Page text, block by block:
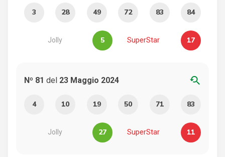
3 28 49 72 83 84
Jolly 5 SuperStar 17
Nº 81 del 23 Maggio 2024 youtube_searched_for
4 10 19 50 71 83
Jolly 27 SuperStar 11